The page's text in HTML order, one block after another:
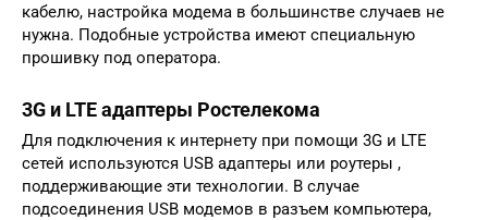
кабелю, настройка модема в большинстве случаев не
нужна. Подобные устройства имеют специальную
прошивку под оператора.
3G и LTE адаптеры Ростелекома
Для подключения к интернету при помощи 3G и LTE
сетей используются USB адаптеры или роутеры ,
поддерживающие эти технологии. В случае
подсоединения USB модемов в разъем компьютера,